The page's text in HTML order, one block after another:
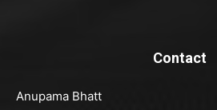
Contact
Anupama Bhatt